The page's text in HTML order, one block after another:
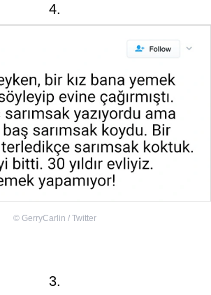
4.
© GerryCarlin / Twitter
3.